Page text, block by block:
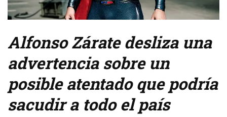
Alfonso Zárate desliza una
advertencia sobre un
posible atentado que podría
sacudir a todo el país